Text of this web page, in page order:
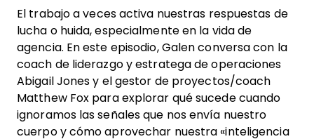
El trabajo a veces activa nuestras respuestas de
lucha o huida, especialmente en la vida de
agencia. En este episodio, Galen conversa con la
coach de liderazgo y estratega de operaciones
Abigail Jones y el gestor de proyectos/coach
Matthew Fox para explorar qué sucede cuando
ignoramos las señales que nos envía nuestro
cuerpo y cómo aprovechar nuestra «inteligencia